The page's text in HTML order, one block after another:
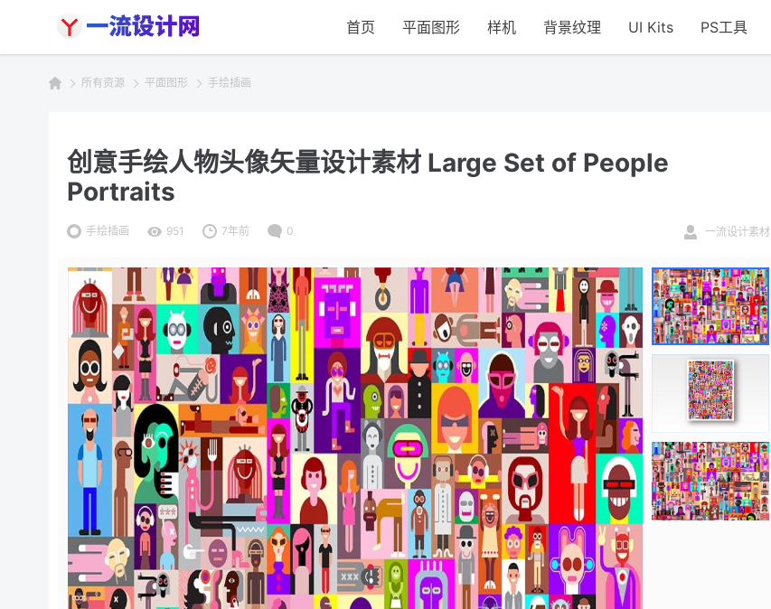
首页 平面图形 样机 背景纹理 UI Kits PS工具
所有资源 平面图形 手绘插画
创意手绘人物头像矢量设计素材 Large Set of People
Portraits
手绘插画 951 7年前 0 一流设计素材